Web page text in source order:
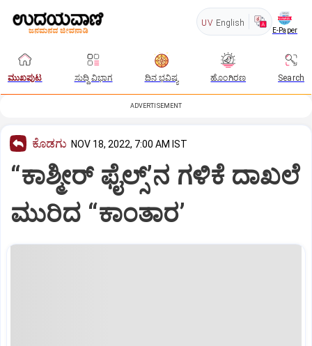
UV English
E-Paper
ಮುಖಪುಟ ಸುದ್ದಿ ವಿಭಾಗ ದಿನ ಭವಿಷ್ಯ ಹೊಂಗಿರಣ Search
ADVERTISEMENT
ಕೊಡಗು NOV 18, 2022, 7:00 AM IST
“ಕಾಶ್ಮೀರ್ ಫೈಲ್ಸ್‌’ನ ಗಳಿಕೆ ದಾಖಲೆ
ಮುರಿದ “ಕಾಂತಾರ’